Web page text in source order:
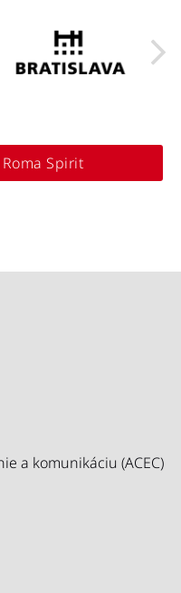
Spirit
a komunikáciu (ACEC)